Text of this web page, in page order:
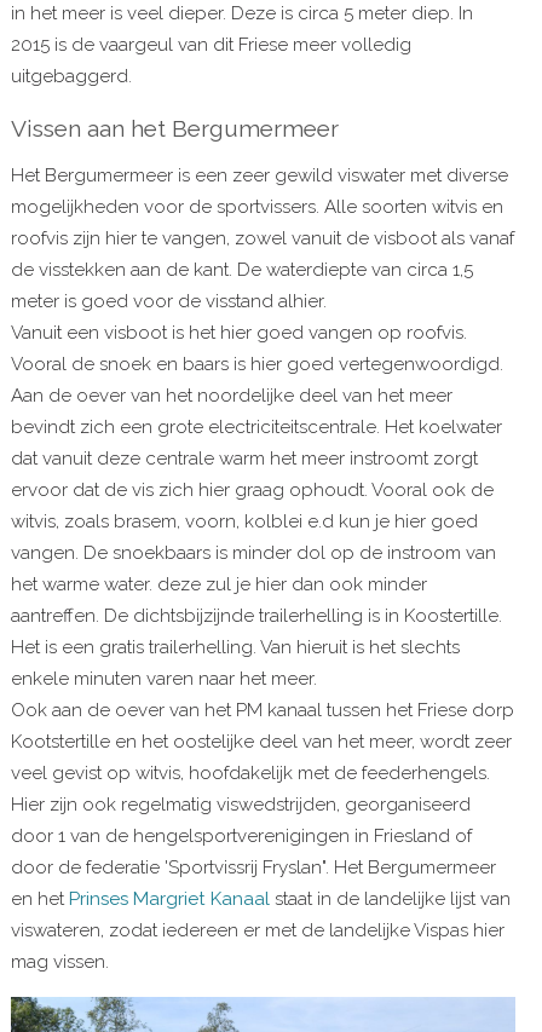
in het meer is veel dieper. Deze is circa 5 meter diep. In
2015 is de vaargeul van dit Friese meer volledig
uitgebaggerd.
Vissen aan het Bergumermeer
Het Bergumermeer is een zeer gewild viswater met diverse
mogelijkheden voor de sportvissers. Alle soorten witvis en
roofvis zijn hier te vangen, zowel vanuit de visboot als vanaf
de visstekken aan de kant. De waterdiepte van circa 1,5
meter is goed voor de visstand alhier.
Vanuit een visboot is het hier goed vangen op roofvis.
Vooral de snoek en baars is hier goed vertegenwoordigd.
Aan de oever van het noordelijke deel van het meer
bevindt zich een grote electriciteitscentrale. Het koelwater
dat vanuit deze centrale warm het meer instroomt zorgt
ervoor dat de vis zich hier graag ophoudt. Vooral ook de
witvis, zoals brasem, voorn, kolblei e.d kun je hier goed
vangen. De snoekbaars is minder dol op de instroom van
het warme water. deze zul je hier dan ook minder
aantreffen. De dichtsbijzijnde trailerhelling is in Koostertille.
Het is een gratis trailerhelling. Van hieruit is het slechts
enkele minuten varen naar het meer.
Ook aan de oever van het PM kanaal tussen het Friese dorp
Kootstertille en het oostelijke deel van het meer, wordt zeer
veel gevist op witvis, hoofdakelijk met de feederhengels.
Hier zijn ook regelmatig viswedstrijden, georganiseerd
door 1 van de hengelsportverenigingen in Friesland of
door de federatie 'Sportvissrij Fryslan". Het Bergumermeer
en het Prinses Margriet Kanaalstaat in de landelijke lijst van
viswateren, zodat iedereen er met de landelijke Vispas hier
mag vissen.